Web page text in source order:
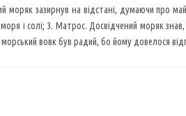
моряк зазирнув на відстані, думаючи про
і солі; 3. Матрос. Досвідчений моряк
вовк був радий, бо йому довелося